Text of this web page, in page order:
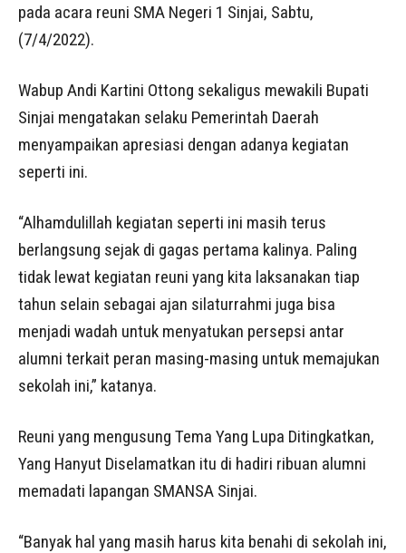
pada acara reuni SMA Negeri 1 Sinjai, Sabtu,
(7/4/2022).
Wabup Andi Kartini Ottong sekaligus mewakili Bupati
Sinjai mengatakan selaku Pemerintah Daerah
menyampaikan apresiasi dengan adanya kegiatan
seperti ini.
“Alhamdulillah kegiatan seperti ini masih terus
berlangsung sejak di gagas pertama kalinya. Paling
tidak lewat kegiatan reuni yang kita laksanakan tiap
tahun selain sebagai ajan silaturrahmi juga bisa
menjadi wadah untuk menyatukan persepsi antar
alumni terkait peran masing-masing untuk memajukan
sekolah ini,” katanya.
Reuni yang mengusung Tema Yang Lupa Ditingkatkan,
Yang Hanyut Diselamatkan itu di hadiri ribuan alumni
memadati lapangan SMANSA Sinjai.
“Banyak hal yang masih harus kita benahi di sekolah ini,